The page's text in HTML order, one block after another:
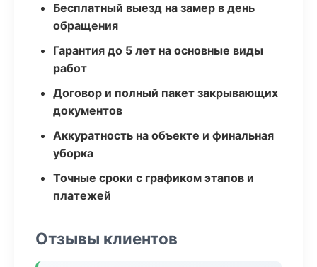
Бесплатный выезд на замер в день
обращения
Гарантия до 5 лет на основные виды
работ
Договор и полный пакет закрывающих
документов
Аккуратность на объекте и финальная
уборка
Точные сроки с графиком этапов и
платежей
Отзывы клиентов